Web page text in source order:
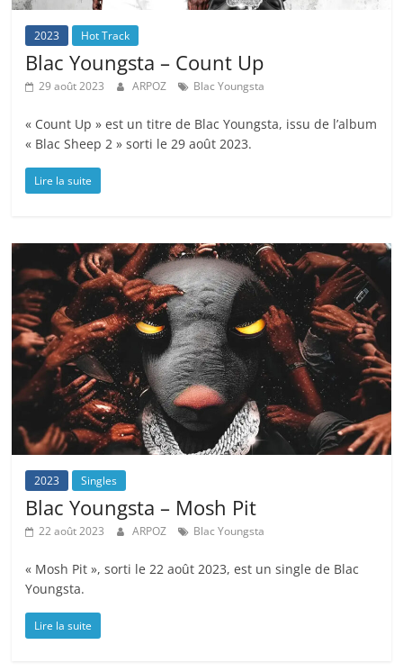
2023 Hot Track
Blac Youngsta – Count Up
29 août 2023 ARPOZ Blac Youngsta
« Count Up » est un titre de Blac Youngsta, issu de l’album
« Blac Sheep 2 » sorti le 29 août 2023.
Lire la suite
2023 Singles
Blac Youngsta – Mosh Pit
22 août 2023 ARPOZ Blac Youngsta
« Mosh Pit », sorti le 22 août 2023, est un single de Blac
Youngsta.
Lire la suite